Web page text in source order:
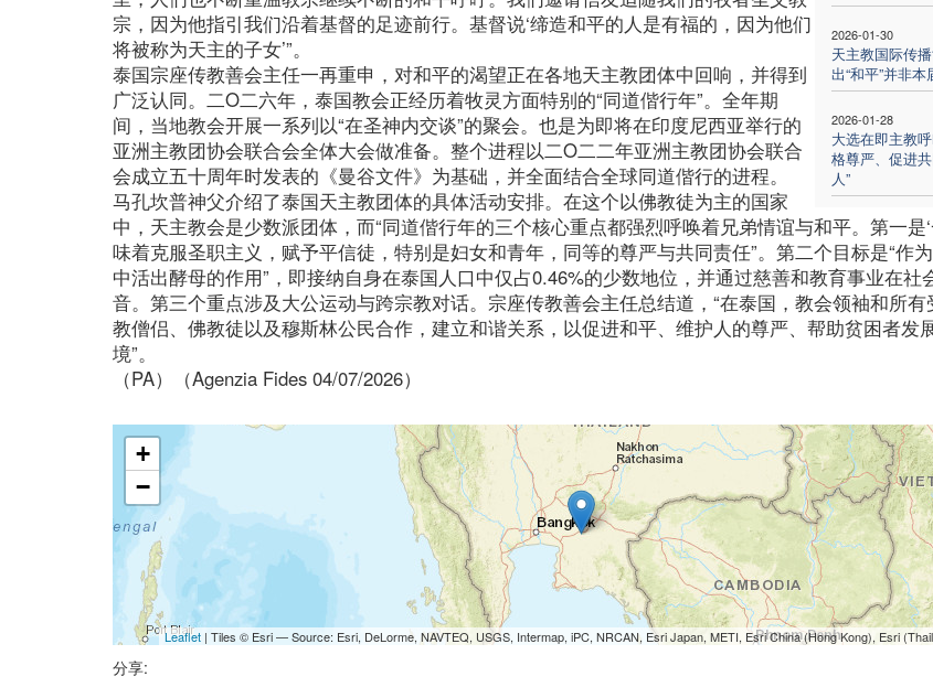
2026-01-30
天主教国际传
出“和平”并非
2026-01-28
大选在即主教
格尊严、促进
人”
宗，因为他指引我们沿着基督的足迹前行。基督说‘缔造和平的人是有福的，因为他们
将被称为天主的子女’”。
泰国宗座传教善会主任一再重申，对和平的渴望正在各地天主教团体中回响，并得到
广泛认同。二O二六年，泰国教会正经历着牧灵方面特别的“同道偕行年”。全年期
间，当地教会开展一系列以“在圣神内交谈”的聚会。也是为即将在印度尼西亚举行的
亚洲主教团协会联合会全体大会做准备。整个进程以二O二二年亚洲主教团协会联合
会成立五十周年时发表的《曼谷文件》为基础，并全面结合全球同道偕行的进程。
马孔坎普神父介绍了泰国天主教团体的具体活动安排。在这个以佛教徒为主的国家
中，天主教会是少数派团体，而“同道偕行年的三个核心重点都强烈呼唤着兄弟情谊与和平。第一是
味着克服圣职主义，赋予平信徒，特别是妇女和青年，同等的尊严与共同责任”。第二个目标是“作
中活出酵母的作用”，即接纳自身在泰国人口中仅占0.46%的少数地位，并通过慈善和教育事业在社
音。第三个重点涉及大公运动与跨宗教对话。宗座传教善会主任总结道，“在泰国，教会领袖和所有
教僧侣、佛教徒以及穆斯林公民合作，建立和谐关系，以促进和平、维护人的尊严、帮助贫困者发
境”。
（PA）（Agenzia Fides 04/07/2026）
+
−
Leaflet| Tiles © Esri — Source: Esri, DeLorme, NAVTEQ, USGS, Intermap, iPC, NRCAN, Esri Japan, METI, Esri China (Hong Kong), Esri
分享: